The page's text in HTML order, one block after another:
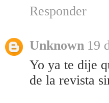
Responder
Unknown 19
Yo ya te dije
de la revista